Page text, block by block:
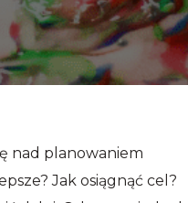
nad planowaniem
Jak osiągnąć cel?